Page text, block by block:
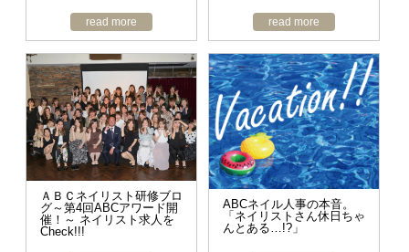
read more read more
ＡＢＣネイリスト研修ブロ
グ～第4回ABCアワード開
催！～ ネイリスト求人を
Check!!!
ABCネイル人事の本音。
「ネイリストさん休日ちゃ
んとある…!?」